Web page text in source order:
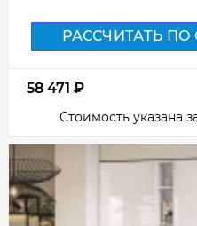
РАССЧИТАТЬ
58 471 ₽
Стоимость указана